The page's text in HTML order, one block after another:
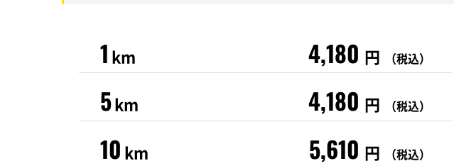
1 km 4,180 円 （税込）
5km 4,180 円 （税込）
10 km 5,610 円 （税込）